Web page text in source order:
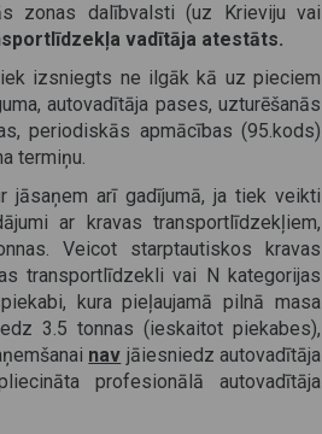
zonas dalībvalsti (uz Krieviju vai
vadītāja atestāts.
izsniegts ne ilgāk kā uz pieciem
autovadītāja pases, uzturēšanās
periodiskās apmācības (95.kods)
termiņu.
jāsaņem arī gadījumā, ja tiek veikti
ar kravas transportlīdzekļiem,
Veicot starptautiskos kravas
transportlīdzekli vai N kategorijas
kura pieļaujamā pilnā masa
3.5 tonnas (ieskaitot piekabes),
nav jāiesniedz autovadītāja
profesionālā autovadītāja